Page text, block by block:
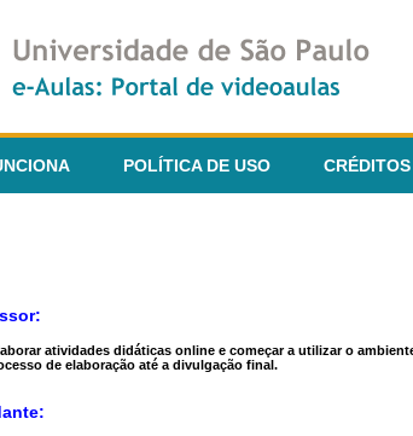
POLÍTICA DE USO CRÉDITOS
atividades didáticas online e começar a utilizar o
de elaboração até a divulgação final.